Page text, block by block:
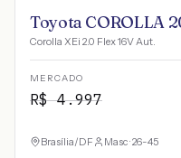
Toyota COROLLA
Corolla XEi 2.0 Flex 16V Aut.
MERCADO
R$4.997
Brasília/DF Masc · 26-45